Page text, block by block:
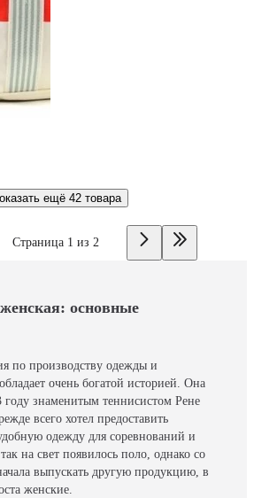
ещё 42 товара
Страница 1 из 2
основные
по производству одежды и
очень богатой историей. Она
году знаменитым теннисистом Рене
всего хотел предоставить
одежду для соревнований и
на свет появилось поло, однако со
выпускать другую продукцию, в
женские.